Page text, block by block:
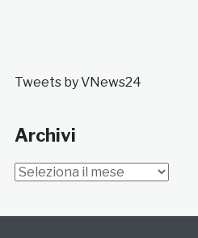
Tweets by VNews24
Archivi
Archivi